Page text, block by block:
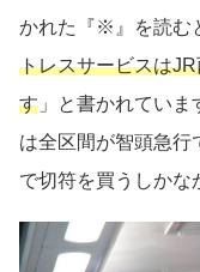
かれた『※』を読む
トレスサービスは
す 」と書かれてい
は全区間が智頭急行
で切符を買うしかな